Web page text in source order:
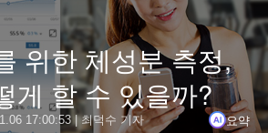
위한 체성분 측정,
게 할 수 있을까?
17:00:53 | 최덕수 기자 요약
몸을 관리하는 이들은 체중뿐만 아니라 체
몸을 구성하는 성분들을 의미하며, 체중만